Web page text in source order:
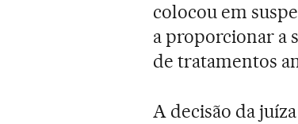
colocou em
a proporcionar a
de tratamentos
A decisão da